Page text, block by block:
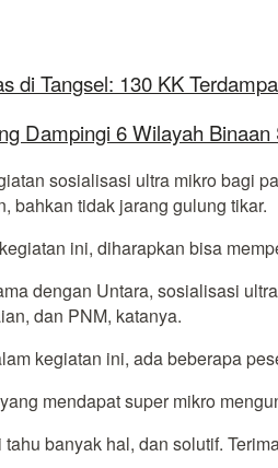
di Tangsel: 130 KK
Dampingi 6 Wilayah
sosialisasi ultra mikro bagi
bahkan tidak jarang gulung tikar.
ini, diharapkan bisa
dengan Untara, sosialisasi
dan PNM, katanya.
kegiatan ini, ada beberapa
mendapat super mikro
tahu banyak hal, dan solutif.